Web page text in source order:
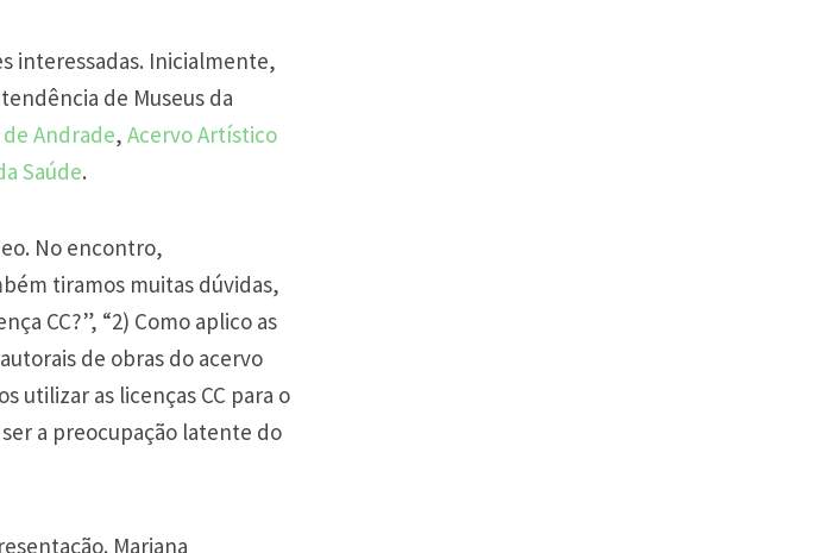
interessadas. Inicialmente,
de Museus da
Andrade, Acervo Artístico
Saúde.
No encontro,
tiramos muitas dúvidas,
CC?”, “2) Como aplico as
de obras do acervo
utilizar as licenças CC para o
a preocupação latente do
Mariana